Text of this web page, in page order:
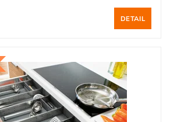
DETAIL